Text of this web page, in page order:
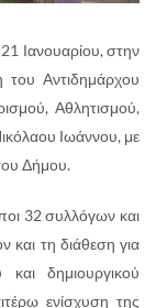
Ιανουαρίου, στην
Αντιδημάρχου
Αθλητισμού,
Ιωάννου, με
Δήμου.
32 συλλόγων και
και τη διάθεση για
δημιουργικού
ενίσχυση της